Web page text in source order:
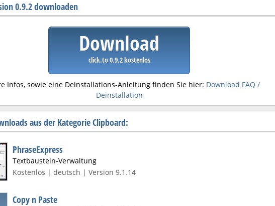
0.9.2 downloaden
Download
click.to 0.9.2 kostenlos
Infos, sowie eine Deinstallations-Anleitung finden Sie hier: Download FAQ /
Deinstallation
aus der Kategorie Clipboard:
PhraseExpress
Textbaustein-Verwaltung
Kostenlos | deutsch | Version 9.1.14
Copy n Paste